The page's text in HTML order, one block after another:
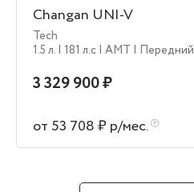
Changan UNI-V
Tech
1.5 л. | 181 л.c | AMT | Передний
3 329 900 ₽
от 53 708 ₽ р/мес.